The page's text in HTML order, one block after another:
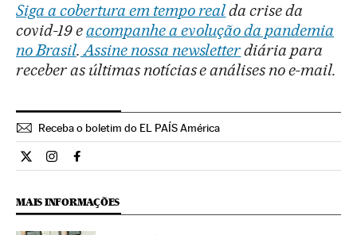
Siga a cobertura em tempo realda crise da
covid-19 eacompanhe a evolução da pandemia
no Brasil. Assine nossa newsletterdiária para
receber as últimas notícias e análises no e-mail.
Receba o boletim do EL PAÍS América
Cultura El País Brasil en Twitter
Cultura El País Brasil en Instagram
Cultura El País Brasil en Facebook
MAIS INFORMAÇÕES